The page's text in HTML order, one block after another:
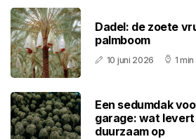
Dadel: de zoete
palmboom
10 juni 2026 1
Een sedumdak
garage: wat
duurzaam op